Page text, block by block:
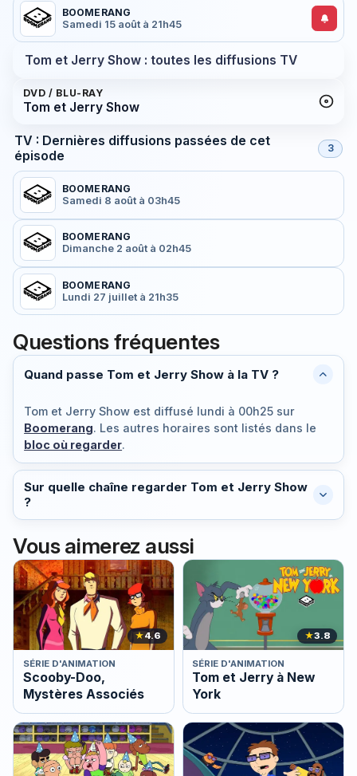
BOOMERANG
Samedi 15 août à 21h45
Tom et Jerry Show : toutes les diffusions TV
DVD / BLU-RAY
Tom et Jerry Show
TV : Dernières diffusions passées de cet
épisode
3
BOOMERANG
Samedi 8 août à 03h45
BOOMERANG
Dimanche 2 août à 02h45
BOOMERANG
Lundi 27 juillet à 21h35
Questions fréquentes
Quand passe Tom et Jerry Show à la TV ?
Tom et Jerry Show est diffusé lundi à 00h25 sur
Boomerang. Les autres horaires sont listés dans le
bloc où regarder.
Sur quelle chaîne regarder Tom et Jerry Show
?
Vous aimerez aussi
★4.6
SÉRIE D'ANIMATION
Scooby-Doo,
Mystères Associés
★3.8
SÉRIE D'ANIMATION
Tom et Jerry à New
York